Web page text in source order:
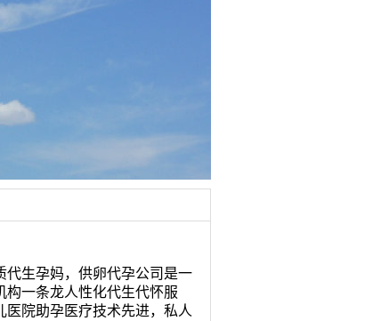
代生孕妈，供卵代孕公司是一
构一条龙人性化代生代怀服
院助孕医疗技术先进，私人